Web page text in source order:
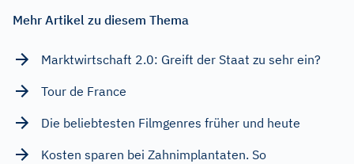
Mehr Artikel zu diesem Thema
Marktwirtschaft 2.0: Greift der Staat zu sehr ein?
Tour de France
Die beliebtesten Filmgenres früher und heute
Kosten sparen bei Zahnimplantaten. So